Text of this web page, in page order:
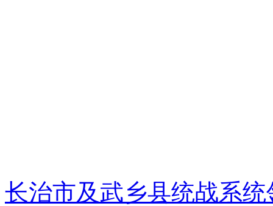
长治市及武乡县统战系